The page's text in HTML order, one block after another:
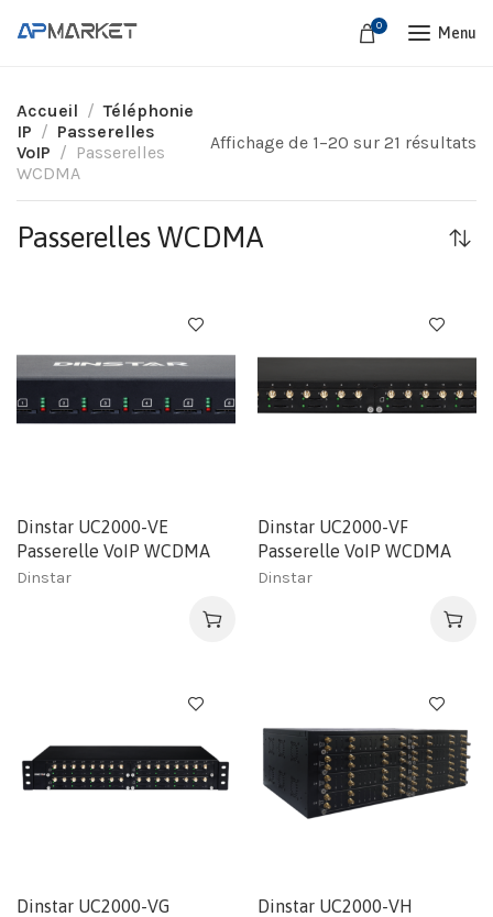
0 Menu
Accueil
Téléphonie
IP
Passerelles
VoIP
Passerelles
WCDMA
Affichage de 1–20 sur 21 résultats
Passerelles WCDMA
Dinstar UC2000-VE
Passerelle VoIP WCDMA
Dinstar
Dinstar UC2000-VF
Passerelle VoIP WCDMA
Dinstar
Dinstar UC2000-VG
Dinstar UC2000-VH